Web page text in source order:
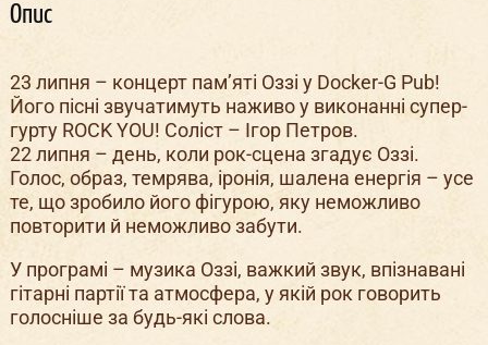
Опис
23 липня – концерт пам’яті Оззі у Docker-G Pub!
Його пісні звучатимуть наживо у виконанні супер-
гурту ROCK YOU! Соліст – Ігор Петров.
22 липня – день, коли рок-сцена згадує Оззі.
Голос, образ, темрява, іронія, шалена енергія – усе
те, що зробило його фігурою, яку неможливо
повторити й неможливо забути.
У програмі – музика Оззі, важкий звук, впізнавані
гітарні партії та атмосфера, у якій рок говорить
голосніше за будь-які слова.